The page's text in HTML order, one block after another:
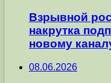
Взрывной
накрутка
новому
08.06.2026